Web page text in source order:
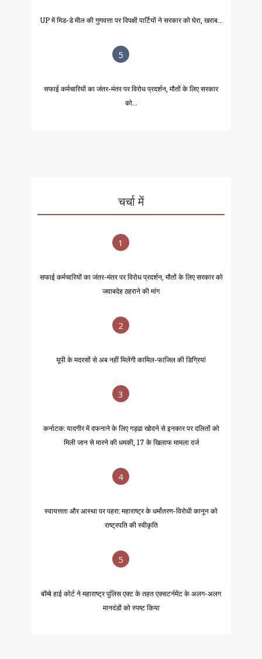
UP में मिड-डे मील की गुणवत्ता पर विपक्षी पार्टियों ने सरकार को घेरा, खराब...
5
सफाई कर्मचारियों का जंतर-मंतर पर विरोध प्रदर्शन, मौतों के लिए सरकार
को...
चर्चा में
1
सफाई कर्मचारियों का जंतर-मंतर पर विरोध प्रदर्शन, मौतों के लिए सरकार को
जवाबदेह ठहराने की मांग
2
यूपी के मदरसों से अब नहीं मिलेंगी कामिल-फाजिल की डिग्रियां
3
कर्नाटक: यादगीर में दफनाने के लिए गड्ढा खोदने से इनकार पर दलितों को
मिली जान से मारने की धमकी, 17 के खिलाफ मामला दर्ज
4
स्वायत्तता और आस्था पर पहरा: महाराष्ट्र के धर्मांतरण-विरोधी कानून को
राष्ट्रपति की स्वीकृति
5
बॉम्बे हाई कोर्ट ने महाराष्ट्र पुलिस एक्ट के तहत एक्सटर्नमेंट के अलग-अलग
मानदंडों को स्पष्ट किया